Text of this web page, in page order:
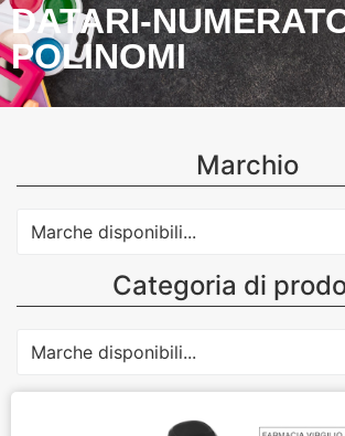
DATARI-
POLINOMI
Marchio
Marche disponibili...
Categoria di
Marche disponibili...